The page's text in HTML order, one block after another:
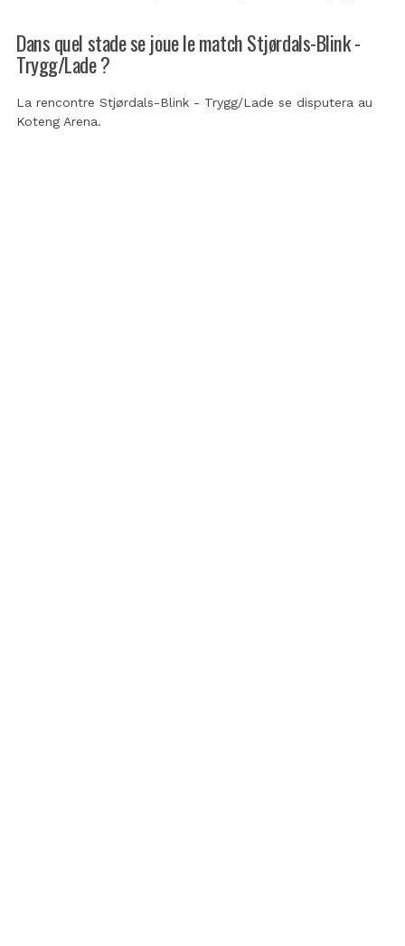
Dans quel stade se joue le match Stjørdals-Blink -
Trygg/Lade ?
La rencontre Stjørdals-Blink - Trygg/Lade se disputera au
Koteng Arena.